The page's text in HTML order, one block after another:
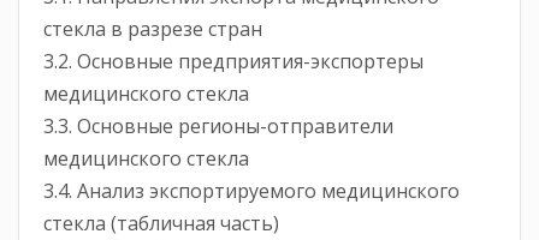
стекла в разрезе стран
3.2. Основные предприятия-экспортеры
медицинского стекла
3.3. Основные регионы-отправители
медицинского стекла
3.4. Анализ экспортируемого медицинского
стекла (табличная часть)